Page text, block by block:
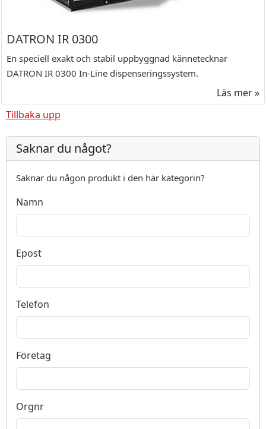
DATRON IR 0300
En speciell exakt och stabil uppbyggnad kännetecknar
DATRON IR 0300 In-Line dispenseringssystem.
Läs mer »
Tillbaka upp
Saknar du något?
Saknar du någon produkt i den här kategorin?
Namn
Epost
Telefon
Företag
Orgnr